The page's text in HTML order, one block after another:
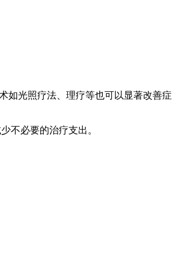
如光照疗法、理疗等也可以显著改善症
不必要的治疗支出。